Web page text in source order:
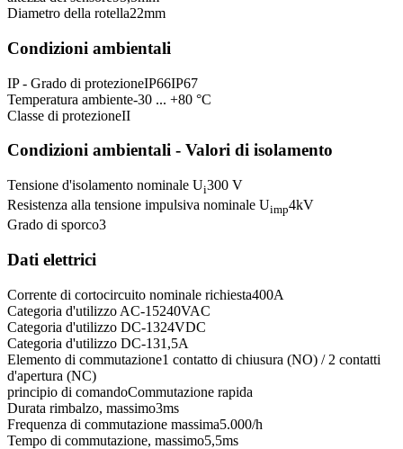
Diametro della rotella22mm
Condizioni ambientali
IP - Grado di protezioneIP66IP67
Temperatura ambiente-30 ... +80 °C
Classe di protezioneII
Condizioni ambientali - Valori di isolamento
Tensione d'isolamento nominale Ui300 V
Resistenza alla tensione impulsiva nominale Uimp4kV
Grado di sporco3
Dati elettrici
Corrente di cortocircuito nominale richiesta400A
Categoria d'utilizzo AC-15240VAC
Categoria d'utilizzo DC-1324VDC
Categoria d'utilizzo DC-131,5A
Elemento di commutazione1 contatto di chiusura (NO) / 2 contatti
d'apertura (NC)
principio di comandoCommutazione rapida
Durata rimbalzo, massimo3ms
Frequenza di commutazione massima5.000/h
Tempo di commutazione, massimo5,5ms